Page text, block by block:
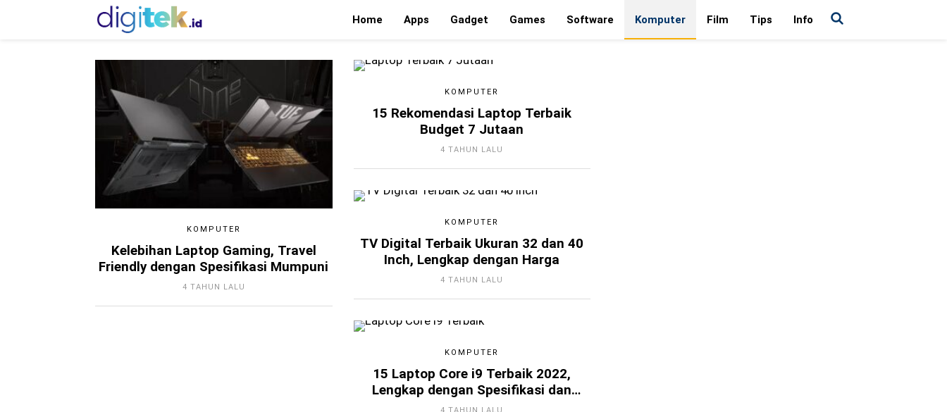
Home Apps Gadget Games Software Komputer Film Tips Info
KOMPUTER
Kelebihan Laptop Gaming, Travel
Friendly dengan Spesifikasi Mumpuni
4 TAHUN LALU
KOMPUTER
15 Rekomendasi Laptop Terbaik
Budget 7 Jutaan
4 TAHUN LALU
KOMPUTER
TV Digital Terbaik Ukuran 32 dan 40
Inch, Lengkap dengan Harga
4 TAHUN LALU
KOMPUTER
15 Laptop Core i9 Terbaik 2022,
Lengkap dengan Spesifikasi dan
Harga